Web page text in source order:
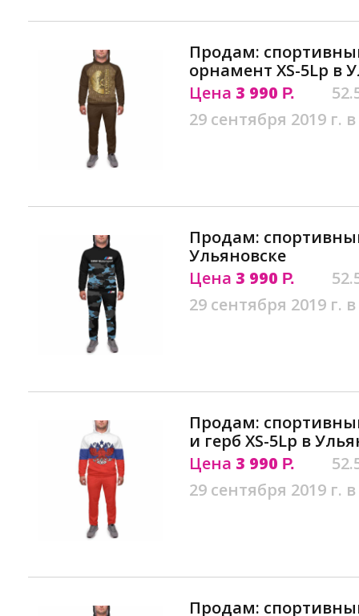
Продам:
орнамент XS-5Lр в
Цена 3 990 Р.
29 сентября 2019 г.
Продам:
Ульяновске
Цена 3 990 Р.
29 сентября 2019 г.
Продам:
и герб XS-5Lр в
Цена 3 990 Р.
29 сентября 2019 г.
Продам: